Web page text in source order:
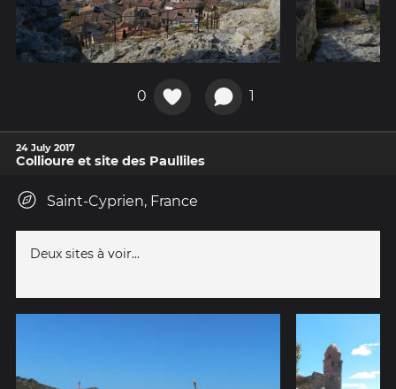
0 1
24 July 2017
Collioure et site des Paulliles
Saint-Cyprien, France
Deux sites à voir...